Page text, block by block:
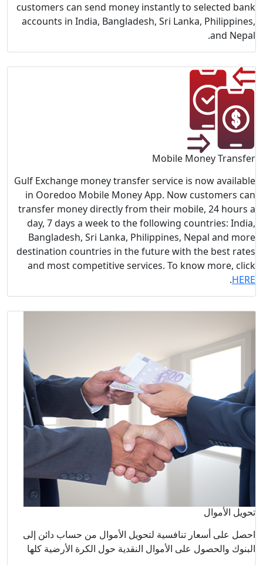
customers
accounts
Gulf
in
transfer
day, 7
and
دائن إلى
كلها